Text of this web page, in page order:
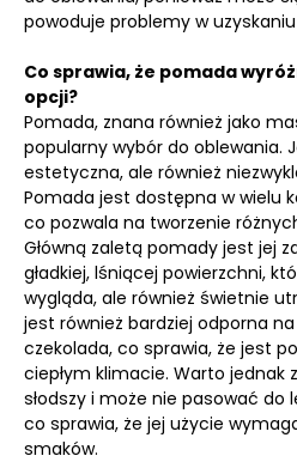
powoduje problemy w uzyskaniu
Co sprawia, że pomada
opcji?
Pomada, znana również jako
popularny wybór do oblewania.
estetyczna, ale również
Pomada jest dostępna w wielu
co pozwala na tworzenie
Główną zaletą pomady jest jej
gładkiej, lśniącej powierzchni,
wygląda, ale również świetnie
jest również bardziej odporna
czekolada, co sprawia, że jest
ciepłym klimacie. Warto jednak
słodszy i może nie pasować do
co sprawia, że jej użycie
smaków.